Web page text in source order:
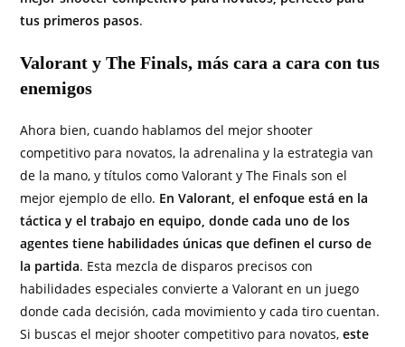
tus primeros pasos.
Valorant y The Finals, más cara a cara con tus
enemigos
Ahora bien, cuando hablamos del mejor shooter
competitivo para novatos, la adrenalina y la estrategia van
de la mano, y títulos como Valorant y The Finals son el
mejor ejemplo de ello. En Valorant, el enfoque está en la
táctica y el trabajo en equipo, donde cada uno de los
agentes tiene habilidades únicas que definen el curso de
la partida. Esta mezcla de disparos precisos con
habilidades especiales convierte a Valorant en un juego
donde cada decisión, cada movimiento y cada tiro cuentan.
Si buscas el mejor shooter competitivo para novatos,este